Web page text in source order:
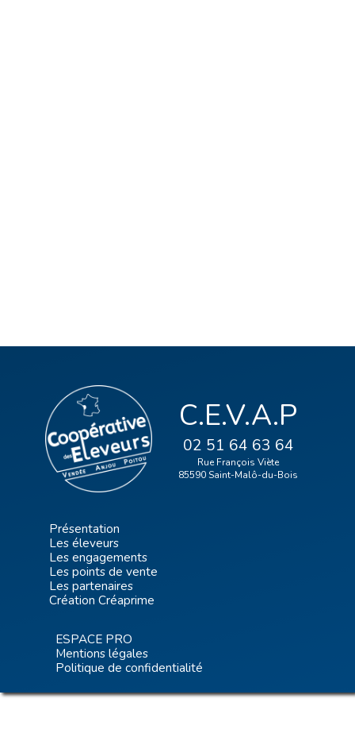
C.E.V.A.P
02 51 64 63 64
Rue François Viète
85590 Saint-Malô-du-Bois
Présentation
Les éleveurs
Les engagements
Les points de vente
Les partenaires
Création Créaprime
ESPACE PRO
Mentions légales
Politique de confidentialité